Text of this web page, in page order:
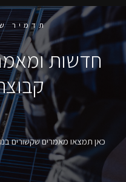
תדמיר
חדשות
כאן תמצאו מאמרים שקשורים